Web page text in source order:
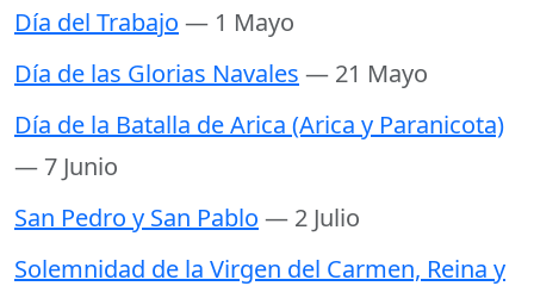
Día del Trabajo — 1 Mayo
Día de las Glorias Navales — 21 Mayo
Día de la Batalla de Arica (Arica y Paranicota)
— 7 Junio
San Pedro y San Pablo — 2 Julio
Solemnidad de la Virgen del Carmen, Reina y